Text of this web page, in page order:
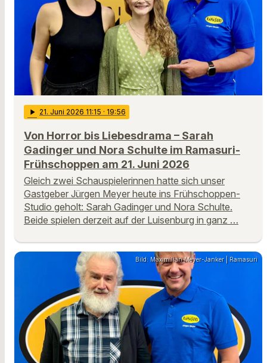
play_arrow 21. Juni 2026 11:15 · 19:56
Von Horror bis Liebesdrama – Sarah
Gadinger und Nora Schulte im Ramasuri-
Frühschoppen am 21. Juni 2026
Gleich zwei Schauspielerinnen hatte sich unser
Gastgeber Jürgen Meyer heute ins Frühschoppen-
Studio geholt: Sarah Gadinger und Nora Schulte.
Beide spielen derzeit auf der Luisenburg in ganz …
Bild: Maximilian Meyer-Janker | Ramasuri